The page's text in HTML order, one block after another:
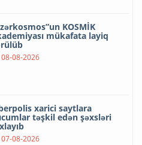
KOSMİK
mükafata layiq
08-08-2026
xarici saytlara
təşkil edən şəxsləri
07-08-2026